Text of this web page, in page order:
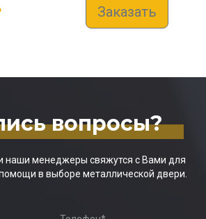
Заказать
вопросы?
наши менеджеры свяжутся с Вами для
в выборе металлической двери.